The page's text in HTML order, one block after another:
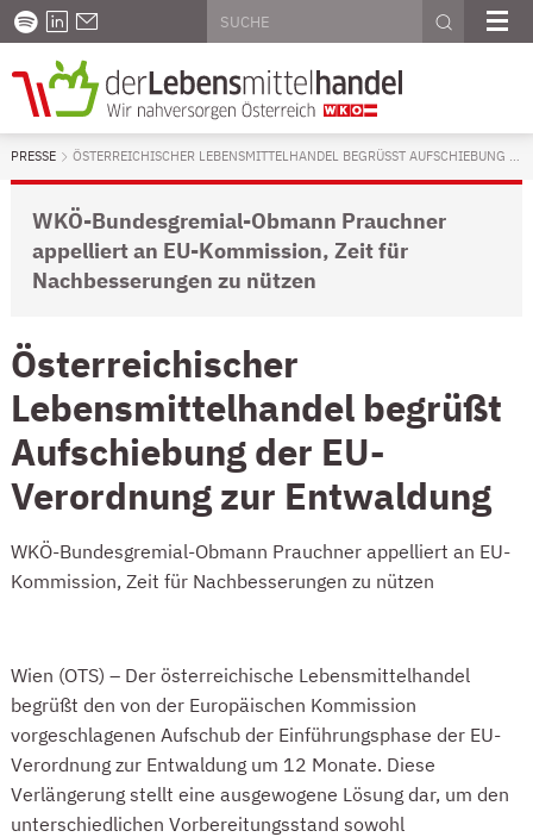
LINKEDIN
KONTAKT
Seitenweite Suche
SUCHE
PRESSE AKTUELL: ÖSTERREICHISCHER LEBENSMITTELHANDEL BEGRÜSST
ÖSTERREICHISCHER LEBENSMITTELHANDEL BEGRÜSST AUFSCHIEBUNG DER EU-VERORDNUNG ZUR ENTWALDUNG
WKÖ-Bundesgremial-Obmann Prauchner
appelliert an EU-Kommission, Zeit für
Nachbesserungen zu nützen
Österreichischer
Lebensmittelhandel begrüßt
Aufschiebung der EU-
Verordnung zur Entwaldung
WKÖ-Bundesgremial-Obmann Prauchner appelliert an EU-
Kommission, Zeit für Nachbesserungen zu nützen
Wien (OTS) – Der österreichische Lebensmittelhandel
begrüßt den von der Europäischen Kommission
vorgeschlagenen Aufschub der Einführungsphase der EU-
Verordnung zur Entwaldung um 12 Monate. Diese
Verlängerung stellt eine ausgewogene Lösung dar, um den
unterschiedlichen Vorbereitungsstand sowohl